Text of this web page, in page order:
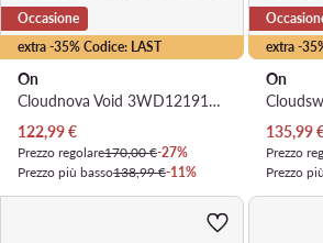
extra -35% Codice: LAST
Occasione
On
Cloudnova Void 3WD12191106 · Scarpe running
Prezzo attuale
122,99€
Prezzo regolare170,00 €-27%
Prezzo più basso138,99 €-11%
extra -
On
Prezzo
135,99
Prezzo
Prezzo